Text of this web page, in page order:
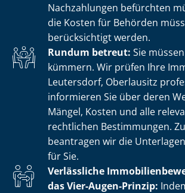
Nachzahlungen befürchten
die Kosten für Behörden
berücksichtigt werden.
Rundum betreut: Sie
kümmern. Wir prüfen Ihre
Leutersdorf, Oberlausitz
informieren Sie über deren
Mängel, Kosten und alle
rechtlichen Bestimmungen.
beantragen wir die
für Sie.
Verlässliche
das Vier-Augen-Prinzip: